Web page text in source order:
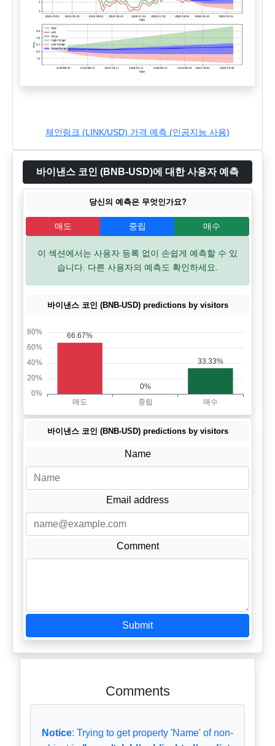
체인링크 (LINK/USD) 가격 예측 (인공지능 사용)
바이낸스 코인 (BNB-USD)에 대한 사용자 예측
당신의 예측은 무엇인가요?
매도 중립 매수
이 섹션에서는 사용자 등록 없이 손쉽게 예측할 수 있
습니다. 다른 사용자의 예측도 확인하세요.
바이낸스 코인 (BNB-USD) predictions by visitors
바이낸스 코인 (BNB-USD) predictions by visitors
Name
Email address
Comment
Submit
Comments
Notice: Trying to get property 'Name' of non-